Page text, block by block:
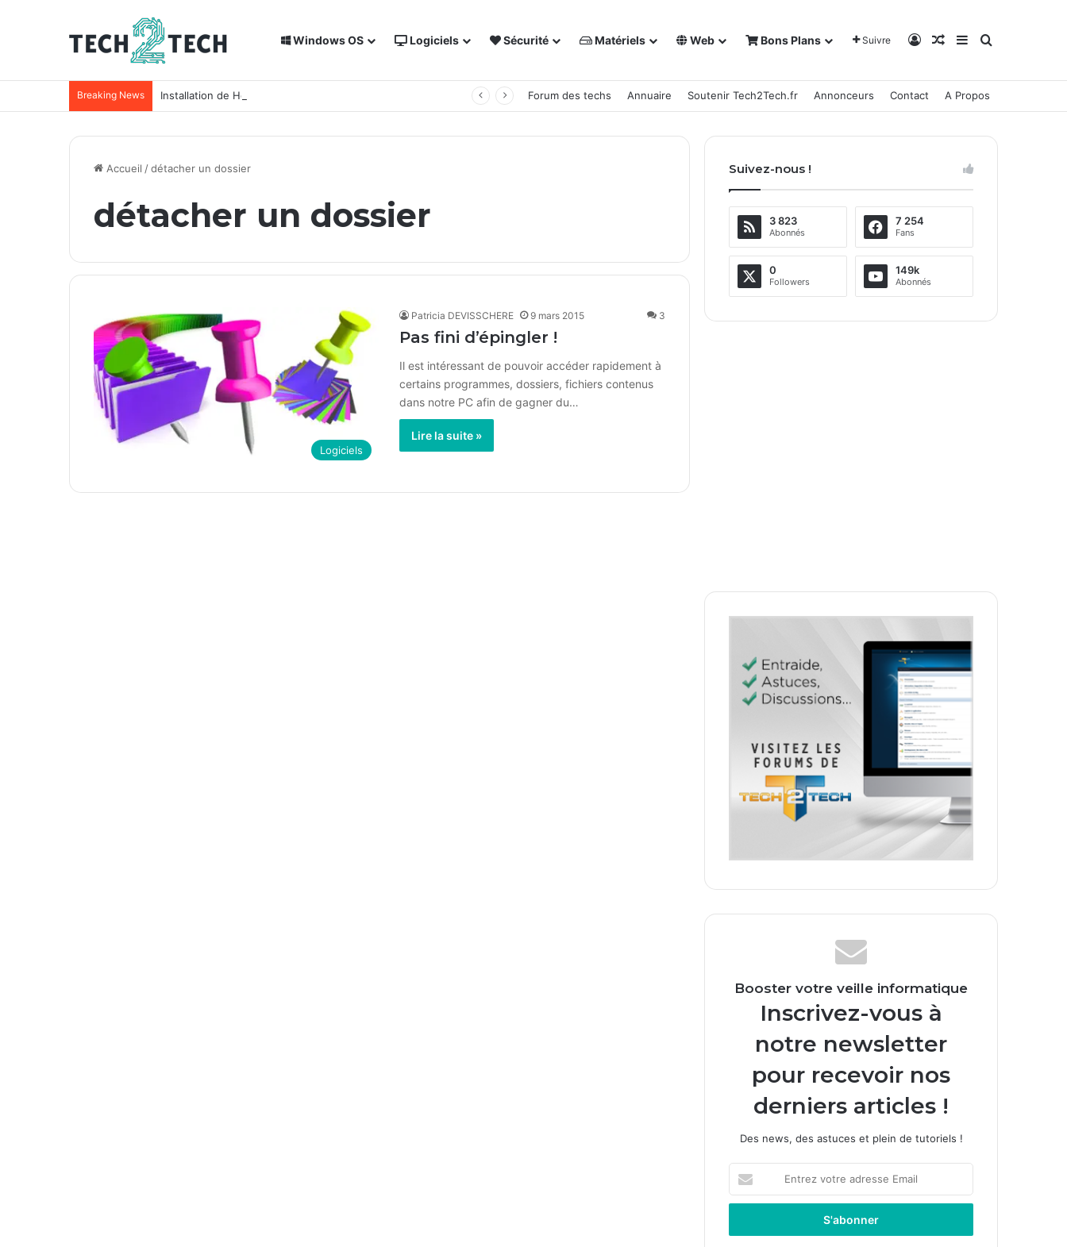
Windows OS Logiciels Sécurité Matériels Web Bons Plans Suivre Connexion
Article Aléatoire
Sidebar (barre
Rechercher
Breaking News Installation de Home Assistant sur un NAS Synology Forum des techs Annuaire Soutenir Tech2Tech.fr Annonceurs Contact A Propos
Accueil /détacher un dossier
détacher un dossier
Logiciels
Patricia DEVISSCHERE 9 mars 2015 3
Pas fini d’épingler !
Il est intéressant de pouvoir accéder rapidement à
certains programmes, dossiers, fichiers contenus
dans notre PC afin de gagner du…
Lire la suite »
Suivez-nous !
3 823
Abonnés
7 254
Fans
0
Followers
149k
Abonnés
Booster votre veille informatique
Inscrivez-vous à
notre newsletter
pour recevoir nos
derniers articles !
Des news, des astuces et plein de tutoriels !
t
e